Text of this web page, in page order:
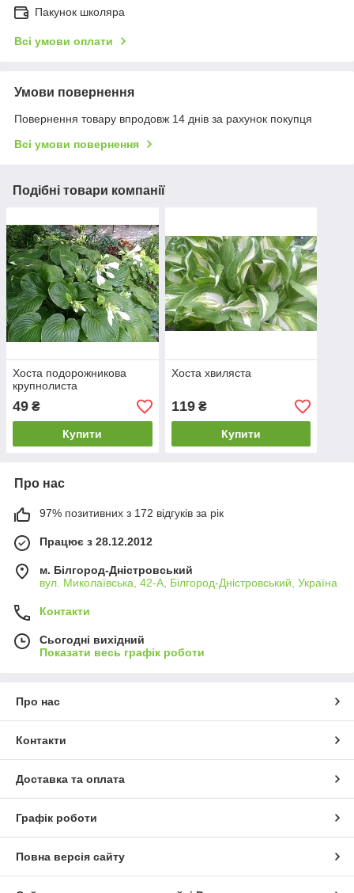
Пакунок школяра
Всі умови оплати
Умови повернення
Повернення товару впродовж 14 днів за рахунок покупця
Всі умови повернення
Подібні товари компанії
Хоста подорожникова
крупнолиста
49 ₴
Купити
Хоста хвиляста
119₴
Купити
Про нас
97% позитивних з 172 відгуків за рік
Працює з 28.12.2012
м. Білгород-Дністровський
вул. Миколаївська, 42-А, Білгород-Дністровський, Україна
Контакти
Сьогодні вихідний
Показати весь графік роботи
Про нас
Контакти
Доставка та оплата
Графік роботи
Повна версія сайту